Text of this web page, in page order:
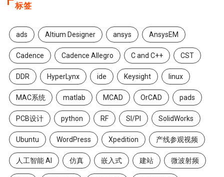
标签
ads Altium Designer ansys AnsysEM
Cadence Cadence Allegro C and C++ CST
DDR HyperLynx ide Keysight linux
MAC系统 matlab MCAD OrCAD pads
PCB设计 python RF SI/PI SolidWorks
Ubuntu WordPress Xpedition 产线参观视频
人工智能 AI 仿真 嵌入式 建站 微波射频